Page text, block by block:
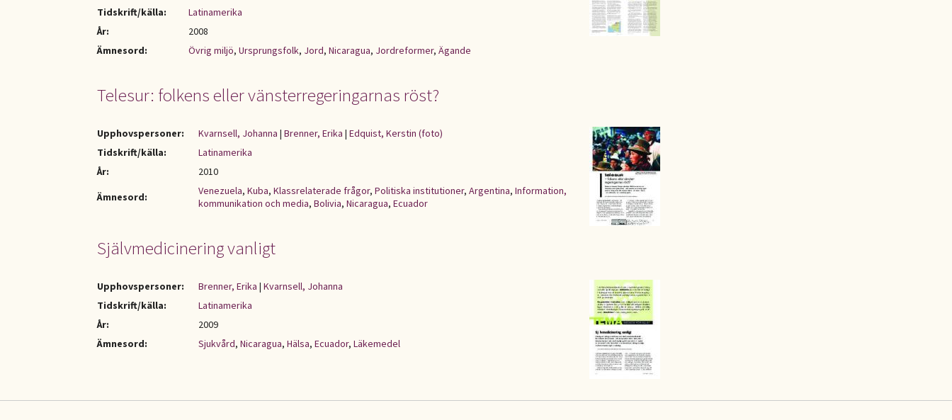
Tidskrift/källa:
Latinamerika
År:
2008
Ämnesord:
Övrig miljö, Ursprungsfolk, Jord, Nicaragua, Jordreformer, Ägande
Telesur: folkens eller vänsterregeringarnas röst?
Upphovspersoner: Kvarnsell, Johanna | Brenner, Erika | Edquist, Kerstin (foto)
Tidskrift/källa:
Latinamerika
År:
2010
Ämnesord:
Venezuela, Kuba, Klassrelaterade frågor, Politiska institutioner, Argentina, Information,
kommunikation och media, Bolivia, Nicaragua, Ecuador
Självmedicinering vanligt
Upphovspersoner: Brenner, Erika | Kvarnsell, Johanna
Tidskrift/källa:
Latinamerika
År:
2009
Ämnesord:
Sjukvård, Nicaragua, Hälsa, Ecuador, Läkemedel